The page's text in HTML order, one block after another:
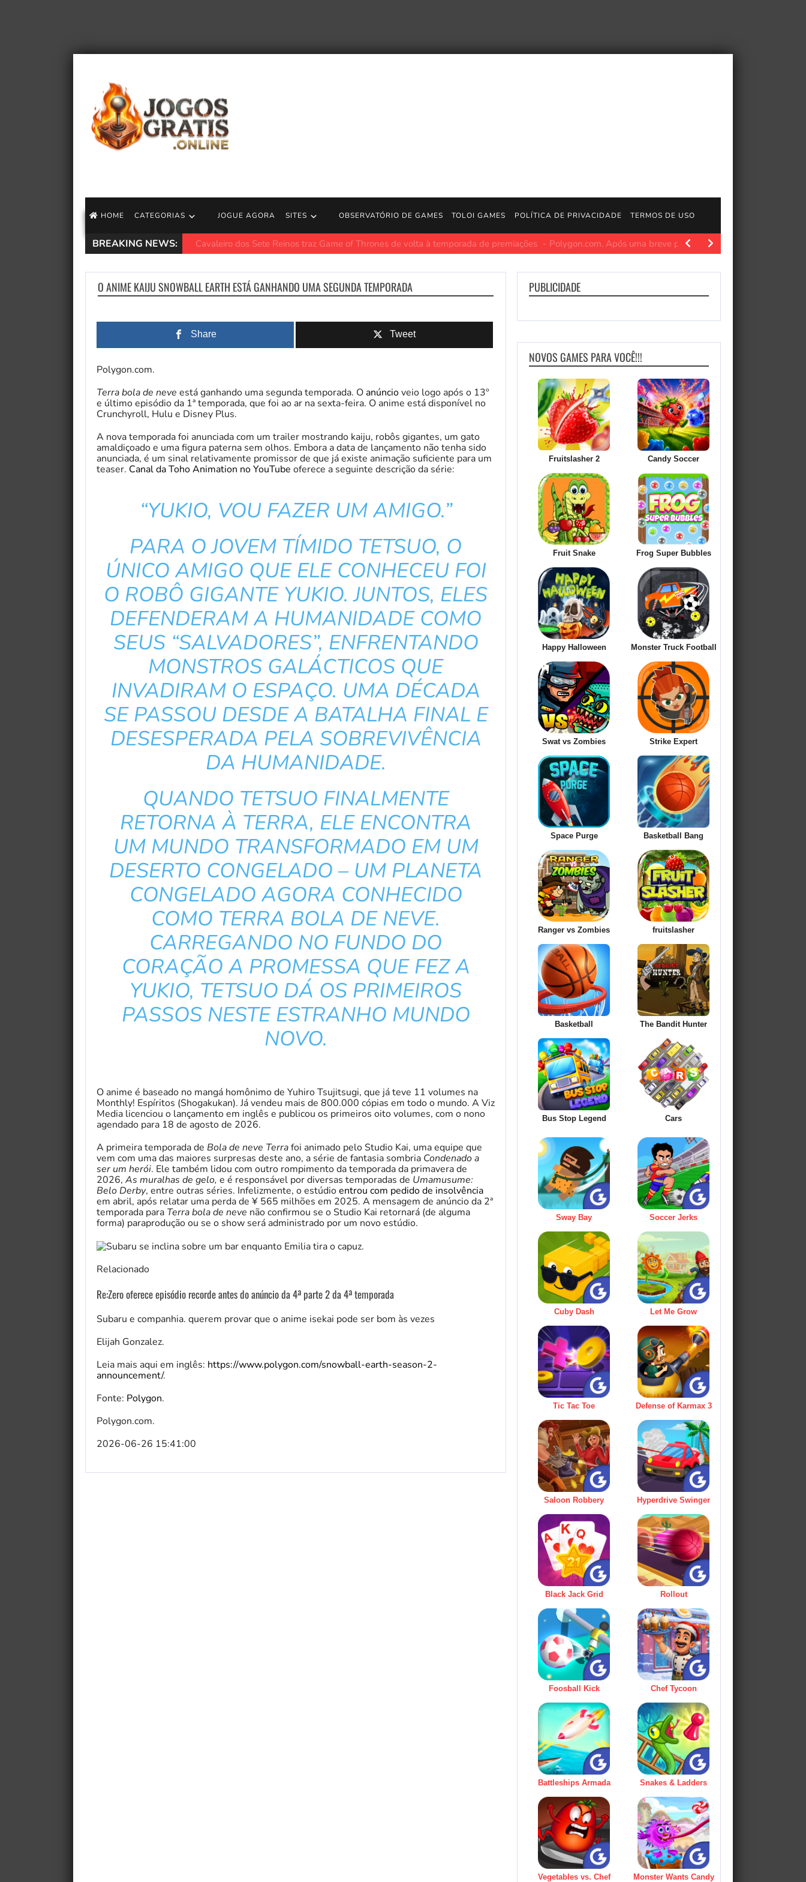
HOME CATEGORIAS JOGUE AGORA SITES OBSERVATÓRIO DE GAMES TOLOI GAMES POLÍTICA DE PRIVACIDADE TERMOS DE USO
BREAKING NEWS: Jogo longo do NES [235] Buffet Bíblico (EUA) (não licenciado) [World of Longplays] http://www.longplays.org Jogado por: JagOfTroy É um jogo de
O ANIME KAIJU SNOWBALL EARTH ESTÁ GANHANDO UMA SEGUNDA TEMPORADA
Share Tweet
Polygon.com.
Terra bola de neve está ganhando uma segunda temporada. Oanúncioveio logo após o 13º
e último episódio da 1ª temporada, que foi ao ar na sexta-feira. O anime está disponível no
Crunchyroll, Hulu e Disney Plus.
A nova temporada foi anunciada com um trailer mostrando kaiju, robôs gigantes, um gato
amaldiçoado e uma figura paterna sem olhos. Embora a data de lançamento não tenha sido
anunciada, é um sinal relativamente promissor de que já existe animação suficiente para um
teaser. Canal da Toho Animation no YouTube oferece a seguinte descrição da série:
“YUKIO, VOU FAZER UM AMIGO.”
PARA O JOVEM TÍMIDO TETSUO, O
ÚNICO AMIGO QUE ELE CONHECEU FOI
O ROBÔ GIGANTE YUKIO. JUNTOS, ELES
DEFENDERAM A HUMANIDADE COMO
SEUS “SALVADORES”, ENFRENTANDO
MONSTROS GALÁCTICOS QUE
INVADIRAM O ESPAÇO. UMA DÉCADA
SE PASSOU DESDE A BATALHA FINAL E
DESESPERADA PELA SOBREVIVÊNCIA
DA HUMANIDADE.
QUANDO TETSUO FINALMENTE
RETORNA À TERRA, ELE ENCONTRA
UM MUNDO TRANSFORMADO EM UM
DESERTO CONGELADO – UM PLANETA
CONGELADO AGORA CONHECIDO
COMO TERRA BOLA DE NEVE.
CARREGANDO NO FUNDO DO
CORAÇÃO A PROMESSA QUE FEZ A
YUKIO, TETSUO DÁ OS PRIMEIROS
PASSOS NESTE ESTRANHO MUNDO
NOVO.
O anime é baseado no mangá homônimo de Yuhiro Tsujitsugi, que já teve 11 volumes na
Monthly! Espíritos (Shogakukan). Já vendeu mais de 800.000 cópias em todo o mundo. A Viz
Media licenciou o lançamento em inglês e publicou os primeiros oito volumes, com o nono
agendado para 18 de agosto de 2026.
A primeira temporada de Bola de neve Terrafoi animado pelo Studio Kai, uma equipe que
vem com uma das maiores surpresas deste ano, a série de fantasia sombria Condenado a
ser um herói. Ele também lidou com outro rompimento da temporada da primavera de
2026, As muralhas de gelo, e é responsável por diversas temporadas de Umamusume:
Belo Derby​​​​​​, entre outras séries. Infelizmente, o estúdioentrou com pedido de insolvência
em abril, após relatar uma perda de ¥ 565 milhões em 2025. A mensagem de anúncio da 2ª
temporada para Terra bola de neve não confirmou se o Studio Kai retornará (de alguma
forma) paraprodução ou se o show será administrado por um novo estúdio.
Relacionado
Re:Zero oferece episódio recorde antes do anúncio da 4ª parte 2 da 4ª temporada
Subaru e companhia. querem provar que o anime isekai pode ser bom às vezes
Elijah Gonzalez.
Leia mais aqui em inglês: https://www.polygon.com/snowball-earth-season-2-
announcement/.
Fonte: Polygon.
Polygon.com.
2026-06-26 15:41:00
PUBLICIDADE
NOVOS GAMES PARA VOCÊ!!!
Fruitslasher 2 Candy Soccer
Fruit Snake Frog Super Bubbles
Happy Halloween Monster Truck Football
Swat vs Zombies Strike Expert
Space Purge Basketball Bang
Ranger vs Zombies fruitslasher
Basketball The Bandit Hunter
Bus Stop Legend Cars
Sway Bay Soccer Jerks
Cuby Dash Let Me Grow
Tic Tac Toe Defense of Karmax 3
Saloon Robbery Hyperdrive Swinger
Black Jack Grid Rollout
Foosball Kick Chef Tycoon
Battleships Armada Snakes & Ladders
Vegetables vs. Chef Monster Wants Candy